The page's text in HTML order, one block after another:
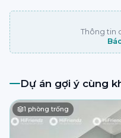
Thông tin
Dự án gợi ý cùng
1 phòng trống